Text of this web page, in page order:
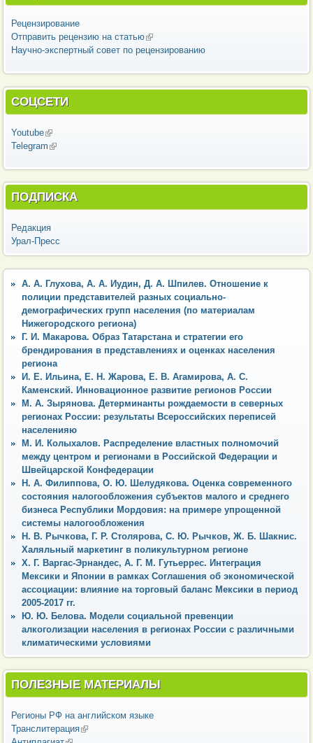
Рецензирование
Отправить рецензию на статью(внешняя ссылка)
Научно-экспертный совет по рецензированию
СОЦСЕТИ
Youtube(внешняя ссылка)
Telegram (внешняя ссылка)
ПОДПИСКА
Редакция
Урал-Пресс
А. А. Глухова, А. А. Иудин, Д. А. Шпилев. Отношение к
полиции представителей разных социально-
демографических групп населения (по материалам
Нижегородского региона)
Г. И. Макарова. Образ Татарстана и стратегии его
брендирования в представлениях и оценках населения
региона
И. Е. Ильина, Е. Н. Жарова, Е. В. Агамирова, А. С.
Каменский. Инновационное развитие регионов России
М. А. Зырянова. Детерминанты рождаемости в северных
регионах России: результаты Всероссийских переписей
населенияю
М. И. Колыхалов. Распределение властных полномочий
между центром и регионами в Российской Федерации и
Швейцарской Конфедерации
Н. А. Филиппова, О. Ю. Шелудякова. Оценка современного
состояния налогообложения субъектов малого и среднего
бизнеса Республики Мордовия: на примере упрощенной
системы налогообложения
Н. В. Рычкова, Г. Р. Столярова, С. Ю. Рычков, Ж. Б. Шакнис.
Халяльный маркетинг в поликультурном регионе
Х. Г. Варгас-Эрнандес, А. Г. М. Гутьеррес. Интеграция
Мексики и Японии в рамках Соглашения об экономической
ассоциации: влияние на торговый баланс Мексики в период
2005-2017 гг.
Ю. Ю. Белова. Модели социальной превенции
алкоголизации населения в регионах России с различными
климатическими условиями
ПОЛЕЗНЫЕ МАТЕРИАЛЫ
Регионы РФ на английском языке
Транслитерация(внешняя ссылка)